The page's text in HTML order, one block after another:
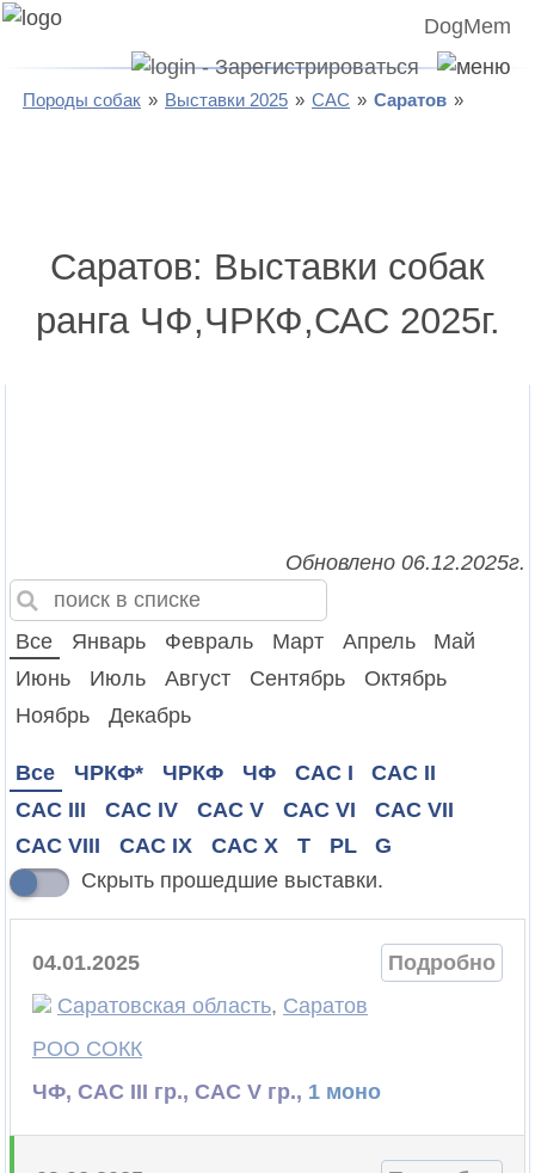
DogMem
Породы собак Выставки 2025 САС Саратов
Саратов: Выставки собак
ранга ЧФ,ЧРКФ,САС 2025г.
Обновлено 06.12.2025г.
Все Январь Февраль Март Апрель
Май
Июнь
Июль Август Сентябрь
Октябрь
Ноябрь
Декабрь
Все ЧРКФ* ЧРКФ ЧФ CAC I
CAC II
CAC III
CAC IV CAC V CAC VI
CAC VII
CAC VIII
CAC IX CAC X T PL
G
Скрыть прошедшие выставки.
04.01.2025
Подробно
Саратовская область, Саратов
РОО СОКК
ЧФ, САС III гр., САС V гр., 1 моно